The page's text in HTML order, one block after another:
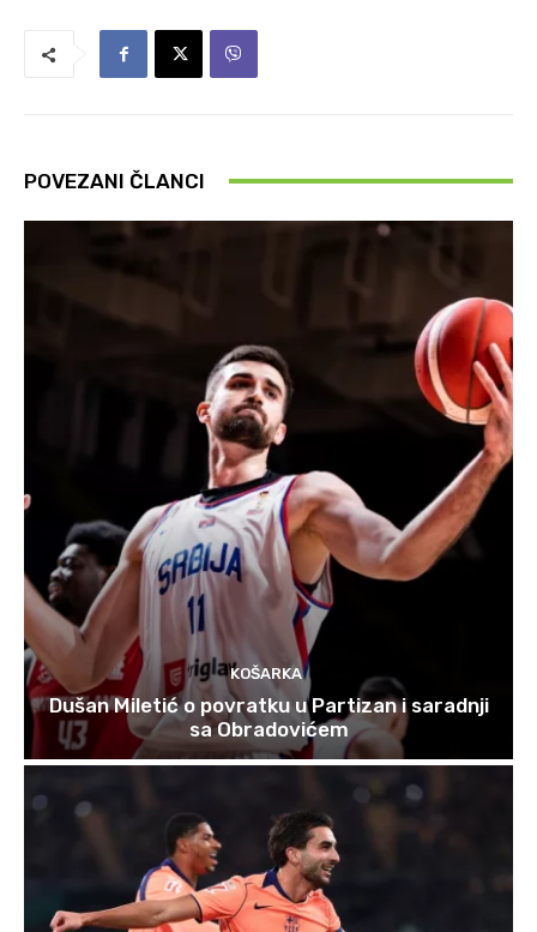
POVEZANI ČLANCI
KOŠARKA
Dušan Miletić o povratku u Partizan i saradnji
sa Obradovićem